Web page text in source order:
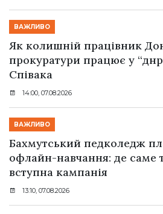
ВАЖЛИВО
Як колишній працівник
прокуратури працює у
Співака
14:00, 07.08.2026
ВАЖЛИВО
Бахмутський педколедж
офлайн-навчання: де саме
вступна кампанія
13:10, 07.08.2026